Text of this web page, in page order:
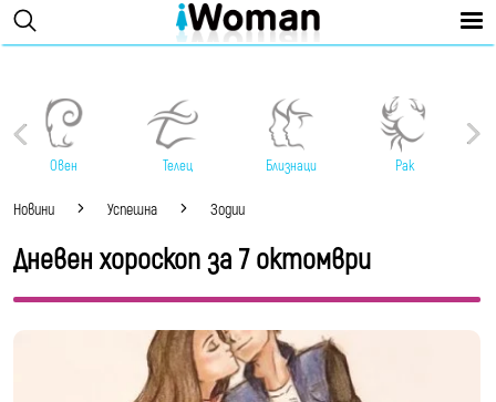
Овен Телец Близнаци Рак
Новини Успешна Зодии
Дневен хороскоп за 7 октомври